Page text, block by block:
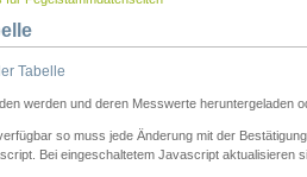
Tabelle
werden und deren Messwerte heruntergeladen
so muss jede Änderung mit der
Bei eingeschaltetem Javascript aktualisieren